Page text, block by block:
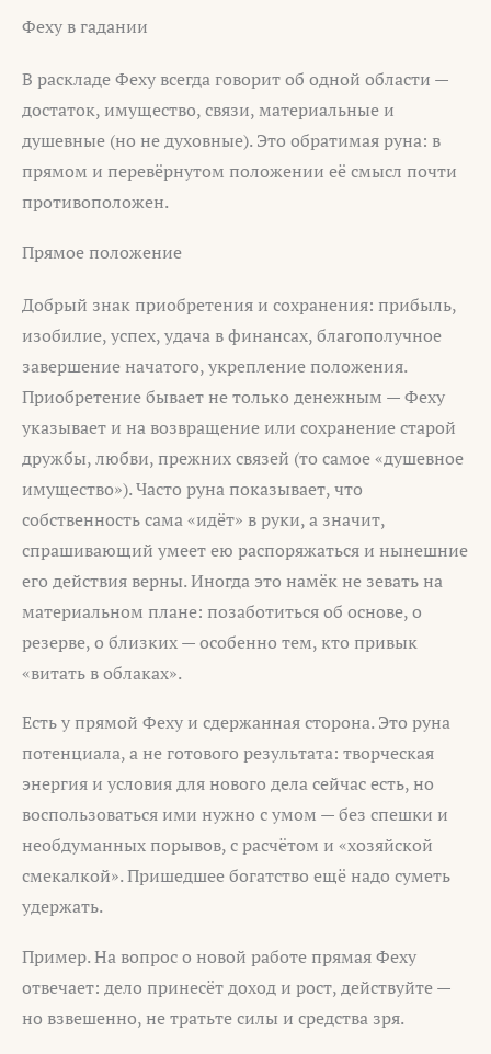
Феху в гадании
В раскладе Феху всегда говорит об одной области —
достаток, имущество, связи, материальные и
душевные (но не духовные). Это обратимая руна: в
прямом и перевёрнутом положении её смысл почти
противоположен.
Прямое положение
Добрый знак приобретения и сохранения: прибыль,
изобилие, успех, удача в финансах, благополучное
завершение начатого, укрепление положения.
Приобретение бывает не только денежным — Феху
указывает и на возвращение или сохранение старой
дружбы, любви, прежних связей (то самое «душевное
имущество»). Часто руна показывает, что
собственность сама «идёт» в руки, а значит,
спрашивающий умеет ею распоряжаться и нынешние
его действия верны. Иногда это намёк не зевать на
материальном плане: позаботиться об основе, о
резерве, о близких — особенно тем, кто привык
«витать в облаках».
Есть у прямой Феху и сдержанная сторона. Это руна
потенциала, а не готового результата: творческая
энергия и условия для нового дела сейчас есть, но
воспользоваться ими нужно с умом — без спешки и
необдуманных порывов, с расчётом и «хозяйской
смекалкой». Пришедшее богатство ещё надо суметь
удержать.
Пример. На вопрос о новой работе прямая Феху
отвечает: дело принесёт доход и рост, действуйте —
но взвешенно, не тратьте силы и средства зря.